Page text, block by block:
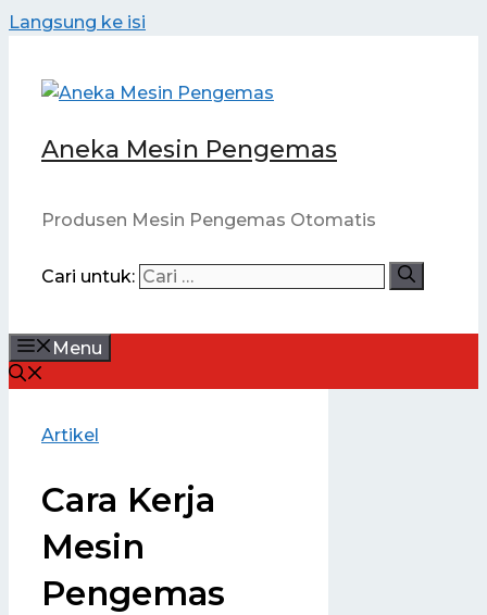
Langsung ke isi
Aneka Mesin Pengemas
Produsen Mesin Pengemas Otomatis
Cari untuk:
Menu
Artikel
Cara Kerja
Mesin
Pengemas